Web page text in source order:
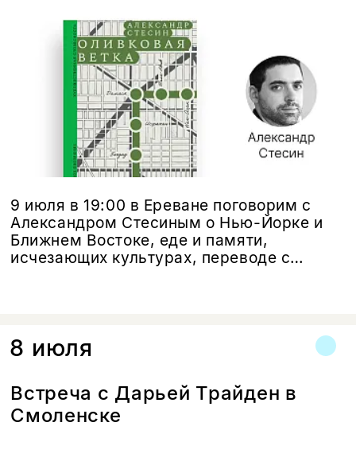
9 июля в 19:00 в Ереване поговорим с
Александром Стесиным о Нью-Йорке и
Ближнем Востоке, еде и памяти,
исчезающих культурах, переводе с
8 июля
Встреча с Дарьей Трайден в
Смоленске